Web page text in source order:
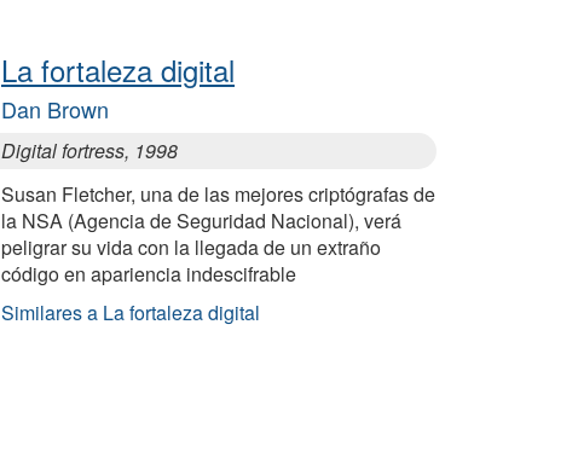
La fortaleza digital
Dan Brown
Digital fortress, 1998
Susan Fletcher, una de las mejores criptógrafas de
la NSA (Agencia de Seguridad Nacional), verá
peligrar su vida con la llegada de un extraño
código en apariencia indescifrable
Similares a La fortaleza digital